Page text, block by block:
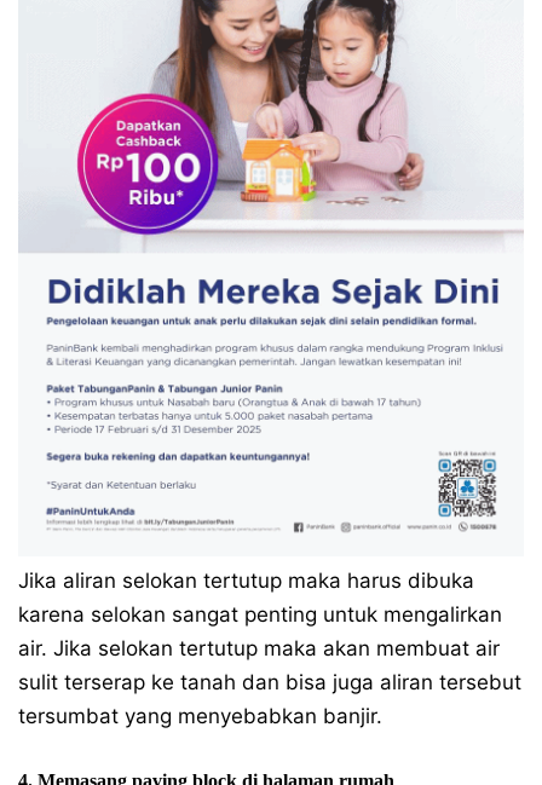
Jika aliran selokan tertutup maka harus dibuka
karena selokan sangat penting untuk mengalirkan
air. Jika selokan tertutup maka akan membuat air
sulit terserap ke tanah dan bisa juga aliran tersebut
tersumbat yang menyebabkan banjir.
4. Memasang paving block di halaman rumah